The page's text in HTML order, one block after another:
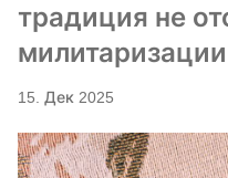
традиция не
милитаризации
15. Дек 2025